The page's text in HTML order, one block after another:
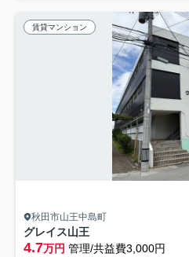
賃貸マンション
秋田市山王中島町
グレイス山王
4.7万円 管理/共益費3,000円